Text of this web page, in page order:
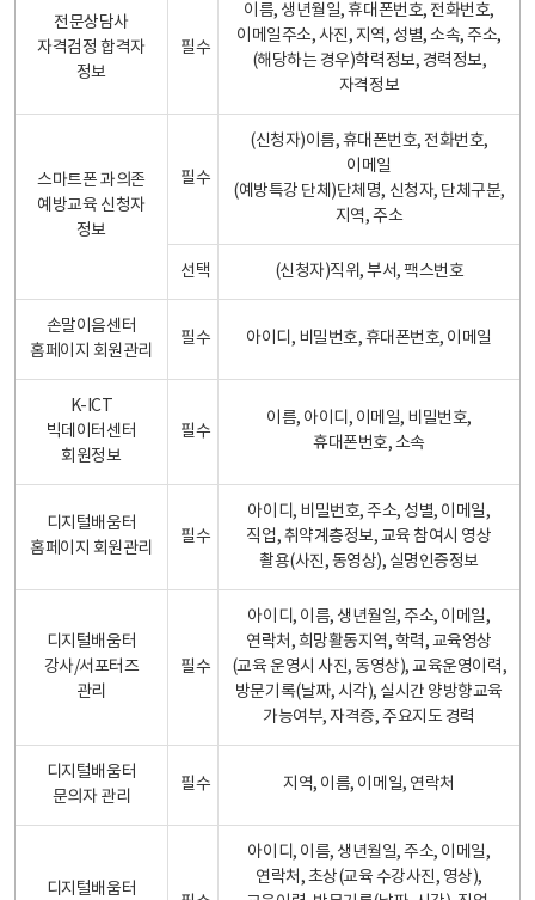
전문상담사
자격검정 합격자
정보
필수
이름, 생년월일, 휴대폰번호, 전화번호,
이메일주소, 사진, 지역, 성별, 소속, 주소,
(해당하는 경우)학력정보, 경력정보,
자격정보
스마트폰 과의존
예방교육 신청자
정보
필수
(신청자)이름, 휴대폰번호, 전화번호,
이메일
(예방특강 단체)단체명, 신청자, 단체구분,
지역, 주소
선택 (신청자)직위, 부서, 팩스번호
손말이음센터
홈페이지 회원관리
필수 아이디, 비밀번호, 휴대폰번호, 이메일
K-ICT
빅데이터센터
회원정보
필수
이름, 아이디, 이메일, 비밀번호,
휴대폰번호, 소속
디지털배움터
홈페이지 회원관리
필수
아이디, 비밀번호, 주소, 성별, 이메일,
직업, 취약계층정보, 교육 참여시 영상
촬용(사진, 동영상), 실명인증정보
디지털배움터
강사/서포터즈
관리
필수
아이디, 이름, 생년월일, 주소, 이메일,
연락처, 희망활동지역, 학력, 교육영상
(교육 운영시 사진, 동영상), 교육운영이력,
방문기록(날짜, 시각), 실시간 양방향교육
가능여부, 자격증, 주요지도 경력
디지털배움터
문의자 관리
필수 지역, 이름, 이메일, 연락처
디지털배움터
아이디, 이름, 생년월일, 주소, 이메일,
연락처, 초상(교육 수강사진, 영상),